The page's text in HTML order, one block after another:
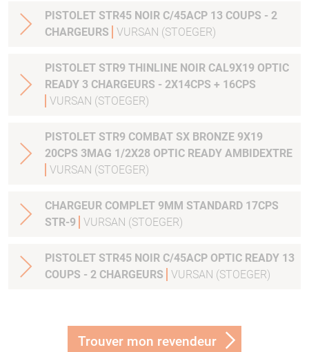
PISTOLET STR45 NOIR C/45ACP 13 COUPS - 2
CHARGEURS
VURSAN (STOEGER)
PISTOLET STR9 THINLINE NOIR CAL9X19 OPTIC
READY 3 CHARGEURS - 2X14CPS + 16CPS
VURSAN (STOEGER)
PISTOLET STR9 COMBAT SX BRONZE 9X19
20CPS 3MAG 1/2X28 OPTIC READY AMBIDEXTRE
VURSAN (STOEGER)
CHARGEUR COMPLET 9MM STANDARD 17CPS
STR-9
VURSAN (STOEGER)
PISTOLET STR45 NOIR C/45ACP OPTIC READY 13
COUPS - 2 CHARGEURS
VURSAN (STOEGER)
Trouver mon revendeur